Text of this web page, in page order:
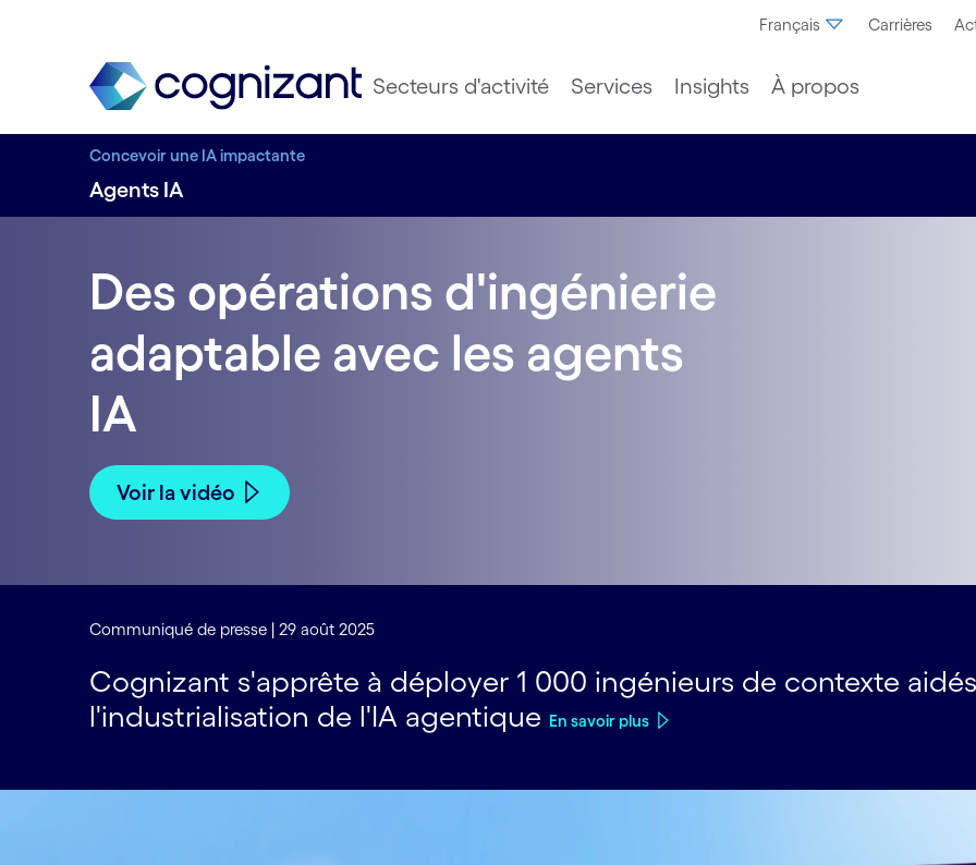
Français Carrières
Secteurs d'activité Services Insights À propos
Concevoir une IA impactante
Agents IA
Des opérations d'ingénierie
adaptable avec les agents
IA
Voir la vidéo
Communiqué de presse | 29 août 2025
Cognizant s'apprête à déployer 1 000 ingénieurs de contexte
l'industrialisation de l'IA agentique En savoir plus